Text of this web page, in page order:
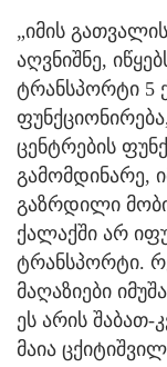
„იმის
აღვნიშნე,
ტრანსპორტი 5
ცენტრების
გამომდინარე,
გაზრდილი
ქალაქში არ
ტრანსპორტი.
მაღაზიები
ეს არის შაბათ-
მაია